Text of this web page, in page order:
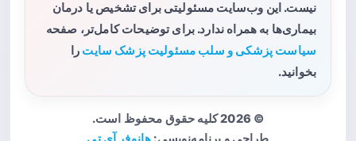
نیست. این وب‌سایت مسئولیتی برای تشخیص یا درمان
بیماری‌ها به همراه ندارد. برای توضیحات کامل‌تر، صفحه
سیاست پزشکی و سلب مسئولیت پزشک سایت را
بخوانید.
© 2026 کلیه حقوق محفوظ است.